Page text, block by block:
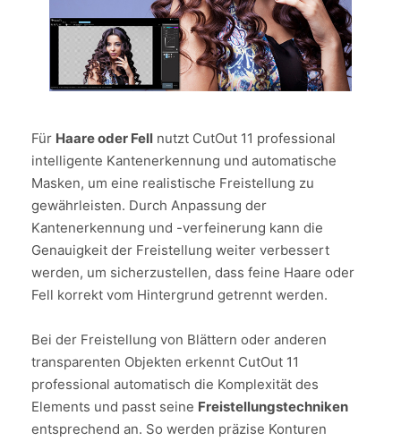
Für Haare oder Fell nutzt CutOut 11 professional
intelligente Kantenerkennung und automatische
Masken, um eine realistische Freistellung zu
gewährleisten. Durch Anpassung der
Kantenerkennung und -verfeinerung kann die
Genauigkeit der Freistellung weiter verbessert
werden, um sicherzustellen, dass feine Haare oder
Fell korrekt vom Hintergrund getrennt werden.
Bei der Freistellung von Blättern oder anderen
transparenten Objekten erkennt CutOut 11
professional automatisch die Komplexität des
Elements und passt seine Freistellungstechniken
entsprechend an. So werden präzise Konturen